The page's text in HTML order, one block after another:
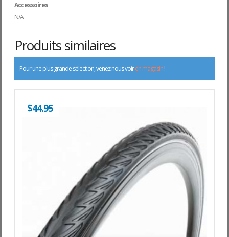
Accessoires
N/A
Produits similaires
Pour une plus grande sélection, venez nous voiren magasin!
$44.95